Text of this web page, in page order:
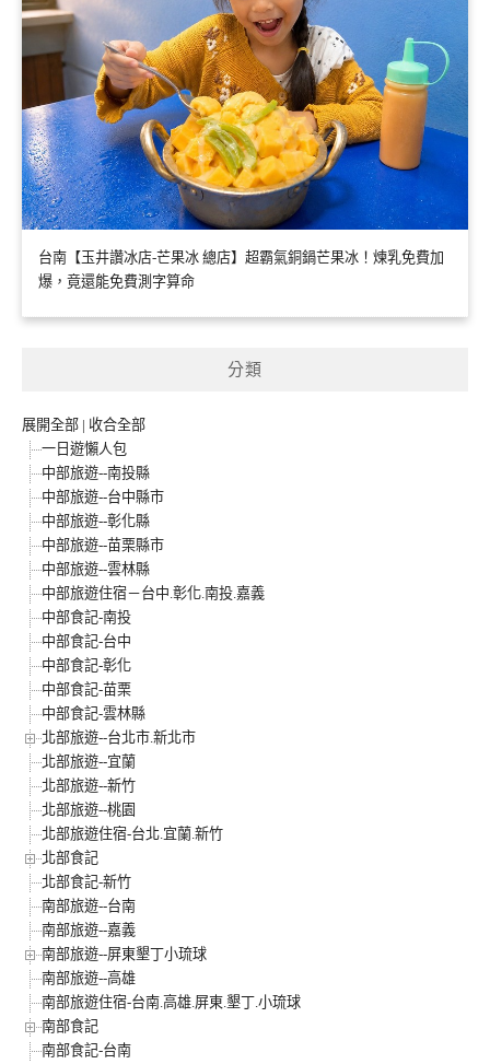
台南【玉井讚冰店-芒果冰 總店】超霸氣銅鍋芒果冰！煉乳免費加
爆，竟還能免費測字算命
分類
展開全部 | 收合全部
一日遊懶人包
中部旅遊--南投縣
中部旅遊--台中縣市
中部旅遊--彰化縣
中部旅遊--苗栗縣市
中部旅遊--雲林縣
中部旅遊住宿－台中.彰化.南投.嘉義
中部食記-南投
中部食記-台中
中部食記-彰化
中部食記-苗栗
中部食記-雲林縣
北部旅遊--台北市.新北市
北部旅遊--宜蘭
北部旅遊--新竹
北部旅遊--桃園
北部旅遊住宿-台北.宜蘭.新竹
北部食記
北部食記-新竹
南部旅遊--台南
南部旅遊--嘉義
南部旅遊--屏東墾丁小琉球
南部旅遊--高雄
南部旅遊住宿-台南.高雄.屏東.墾丁.小琉球
南部食記
南部食記-台南